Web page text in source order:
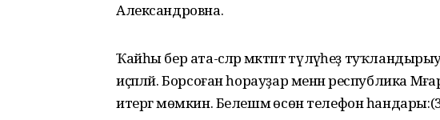
Александровна.
Ҡайһы бер ата-әсәләр мәктәптә түләүһеҙ
иҫәпләй. Борсоған һорауҙар менән республика
итергә мөмкин. Белешмә өсөн телефон